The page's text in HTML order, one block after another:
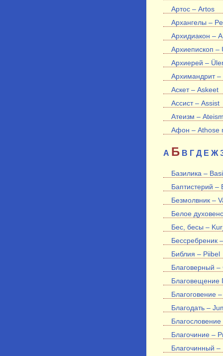
Артос – Artos
Архангелы –
Архидиакон –
Архиепископ –
Архиерей –
Архимандрит –
Аскет – Askeet
Ассист – Assist
Атеизм –
Афон – Athose
А Б В Г Д Е Ж
Базилика –
Баптистерий –
Безмолвник –
Белое
Бес, бесы –
Бессребреник
Библия – Piibel
Благоверный –
Благовещение
Благоговение
Благодать –
Благочиние –
Благочинный –